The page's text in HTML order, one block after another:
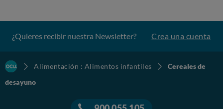
¿Quieres recibir nuestra Newsletter? Crea una cuenta
Alimentación : Alimentos infantiles
Cereales de
desayuno